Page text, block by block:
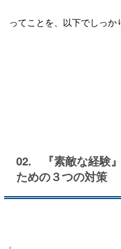
ってことを、以下でしっか
02. 『素敵な経験
ための３つの対策